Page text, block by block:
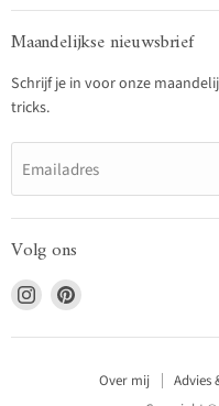
Maandelijkse nieuwsbrief
Schrijf je in voor onze
tricks.
Emailadres
Volg ons
Vind
ons
op
Vind
op
Over mij Advies